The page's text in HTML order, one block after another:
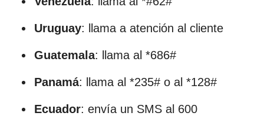
Uruguay: llama a atención al cliente
Guatemala: llama al *686#
Panamá: llama al *235# o al *128#
Ecuador: envía un SMS al 600